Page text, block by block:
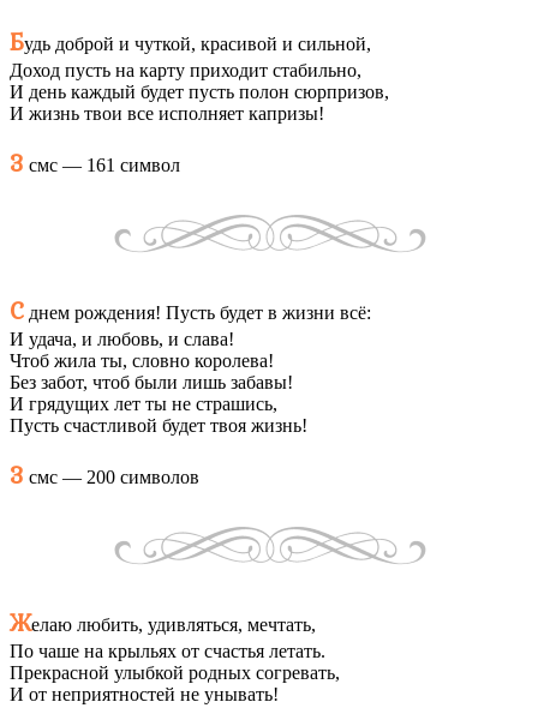
Будь доброй и чуткой, красивой и сильной,
Доход пусть на карту приходит стабильно,
И день каждый будет пусть полон сюрпризов,
И жизнь твои все исполняет капризы!
3 смс — 161 символ
С днем рождения! Пусть будет в жизни всё:
И удача, и любовь, и слава!
Чтоб жила ты, словно королева!
Без забот, чтоб были лишь забавы!
И грядущих лет ты не страшись,
Пусть счастливой будет твоя жизнь!
3 смс — 200 символов
Желаю любить, удивляться, мечтать,
По чаше на крыльях от счастья летать.
Прекрасной улыбкой родных согревать,
И от неприятностей не унывать!